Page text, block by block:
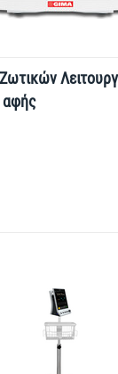
αφής